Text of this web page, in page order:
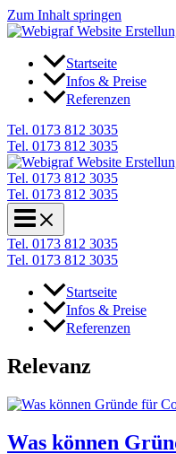
Zum Inhalt springen
Startseite
Infos & Preise
Referenzen
Tel. 0173 812 3035
Tel. 0173 812 3035
Tel. 0173 812 3035
Tel. 0173 812 3035
Tel. 0173 812 3035
Tel. 0173 812 3035
Startseite
Infos & Preise
Referenzen
Relevanz
Was können